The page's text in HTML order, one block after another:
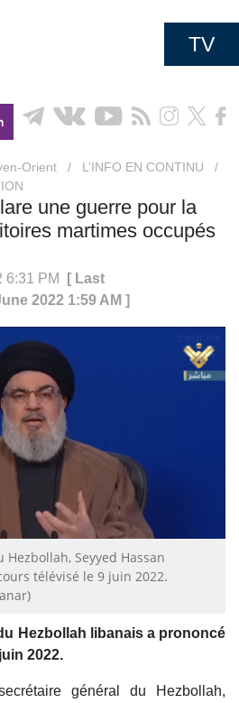
TV
Orient / L’INFO EN CONTINU
/
une guerre pour la
martimes occupés
6:31 PM
[ Last
2022 1:59 AM ]
Seyyed Hassan
télévisé le 9 juin 2022.
Hezbollah libanais a prononcé
2022.
général du Hezbollah,